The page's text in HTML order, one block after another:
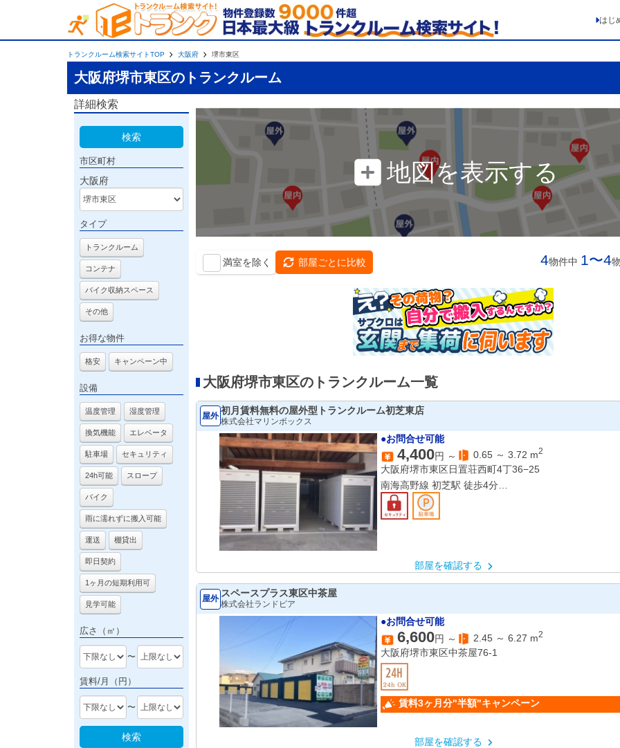
はじ
トランクルーム検索サイトTOP 大阪府 堺市東区
大阪府堺市東区のトランクルーム
詳細検索
検索
市区町村
大阪府
タイプ
トランクルーム
コンテナ
バイク収納スペース
その他
お得な物件
格安 キャンペーン中
設備
温度管理 湿度管理
換気機能 エレベータ
駐車場 セキュリティ
24h可能 スロープ
バイク
雨に濡れずに搬入可能
運送 棚貸出
即日契約
1ヶ月の短期利用可
見学可能
広さ（㎡）
〜
賃料/月（円）
〜
検索
地図を表示する
満室を除く 部屋ごとに比較 4物件中 1〜4
大阪府堺市東区のトランクルーム一覧
屋外 初月賃料無料の屋外型トランクルーム初芝東店
株式会社マリンボックス
●お問合せ可能
4,400円 ～ 0.65 ～ 3.72 m2
大阪府堺市東区日置荘西町4丁36−25
南海高野線 初芝駅 徒歩4分
部屋を確認する
屋外 スペースプラス東区中茶屋
株式会社ランドピア
●お問合せ可能
6,600円 ～ 2.45 ～ 6.27 m2
大阪府堺市東区中茶屋76-1
賃料3ヶ月分"半額"キャンペーン
部屋を確認する